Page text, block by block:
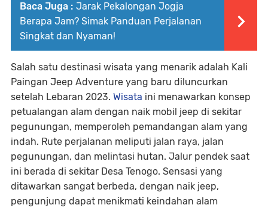
Baca Juga : Jarak Pekalongan Jogja
Berapa Jam? Simak Panduan Perjalanan
Singkat dan Nyaman!
Salah satu destinasi wisata yang menarik adalah Kali
Paingan Jeep Adventure yang baru diluncurkan
setelah Lebaran 2023. Wisata ini menawarkan konsep
petualangan alam dengan naik mobil jeep di sekitar
pegunungan, memperoleh pemandangan alam yang
indah. Rute perjalanan meliputi jalan raya, jalan
pegunungan, dan melintasi hutan. Jalur pendek saat
ini berada di sekitar Desa Tenogo. Sensasi yang
ditawarkan sangat berbeda, dengan naik jeep,
pengunjung dapat menikmati keindahan alam